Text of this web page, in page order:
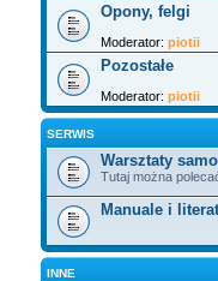
Opony, felgi
Moderator: piotii
Pozostałe
Moderator: piotii
SERWIS
Warsztaty
Tutaj można
Manuale i
INNE